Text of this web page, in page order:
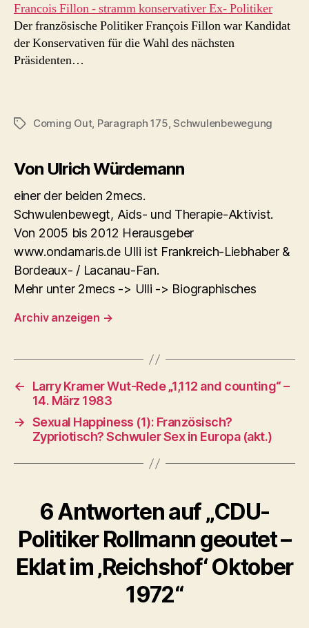
Francois Fillon - stramm konservativer Ex- Politiker
Der französische Politiker François Fillon war Kandidat
der Konservativen für die Wahl des nächsten
Präsidenten…
Schlagwörter
Coming Out, Paragraph 175,Schwulenbewegung
Von Ulrich Würdemann
einer der beiden 2mecs.
Schwulenbewegt, Aids- und Therapie-Aktivist.
Von 2005 bis 2012 Herausgeber
www.ondamaris.de Ulli ist Frankreich-Liebhaber &
Bordeaux- / Lacanau-Fan.
Mehr unter 2mecs -> Ulli -> Biographisches
Archiv anzeigen →
←
Larry Kramer Wut-Rede „1,112 and counting“ –
14. März 1983
→ Sexual Happiness (1): Französisch?
Zypriotisch? Schwuler Sex in Europa (akt.)
6 Antworten auf „CDU-
Politiker Rollmann geoutet –
Eklat im ‚Reichshof‘ Oktober
1972“